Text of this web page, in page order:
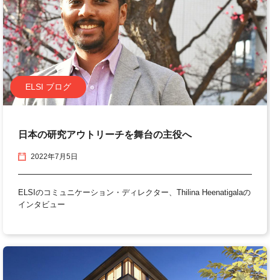
ELSI ブログ
日本の研究アウトリーチを舞台の主役へ
2022年7月5日
ELSIのコミュニケーション・ディレクター、Thilina Heenatigalaの
インタビュー